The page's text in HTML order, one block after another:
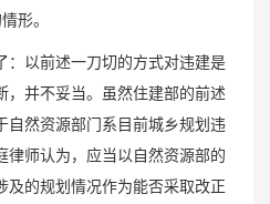
形。
：以前述一刀切的方式对违建是
，并不妥当。虽然住建部的前述
自然资源部门系目前城乡规划违
律师认为，应当以自然资源部的
的规划情况作为能否采取改正